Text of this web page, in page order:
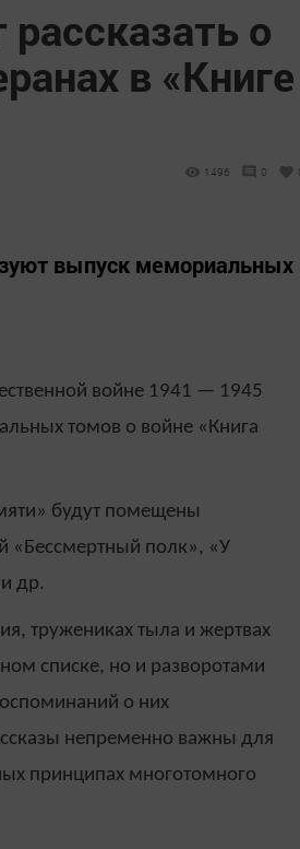
о
в «Книге
1496 0
выпуск мемориальных
войне 1941 — 1945
томов о войне «Книга
будут помещены
«Бессмертный полк», «У
др.
тружениках тыла и жертвах
списке, но и разворотами
о них
непременно важны для
принципах многотомного